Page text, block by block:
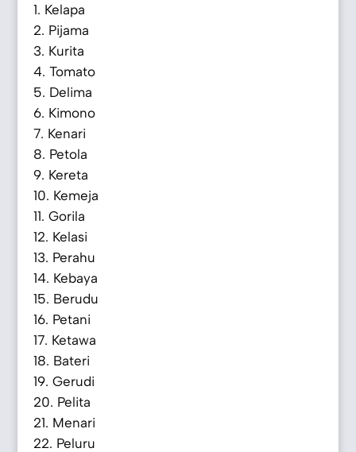
Kelapa
Pijama
Kurita
Tomato
Delima
Kimono
Kenari
Petola
Kereta
Kemeja
Gorila
Kelasi
Perahu
Kebaya
Berudu
Petani
Ketawa
Bateri
Gerudi
Pelita
Menari
Peluru